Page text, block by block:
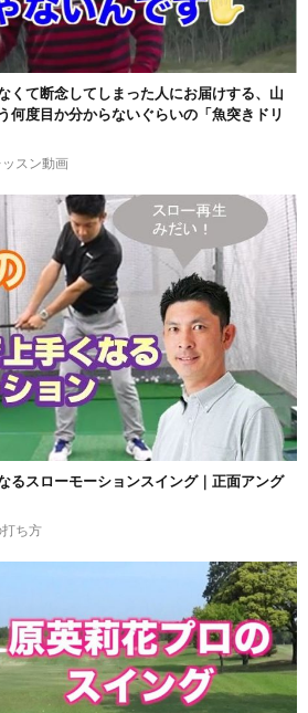
くて断念してしまった人にお届けする、山
何度目か分からないぐらいの「魚突きドリ
スン動画
るスローモーションスイング｜正面アング
打ち方